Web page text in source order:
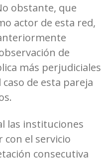
obstante, que
actor de esta red,
de
más perjudiciales
de esta pareja
las instituciones
con el servicio
consecutiva